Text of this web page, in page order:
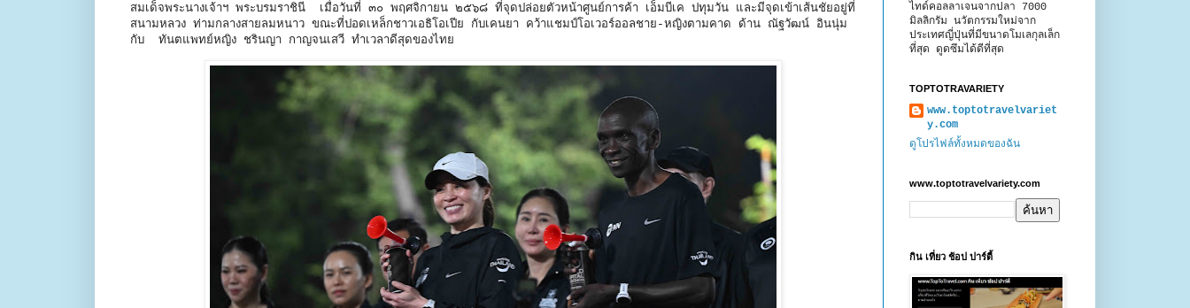
สมเด็จพระนางเจ้าฯ พระบรมราชินี เมื่อวันที่ ๓๐ พฤศจิกายน ๒๕๖๘ ที่จุดปล่อยตัวหน้าศูนย์การค้า เอ็มบีเค ปทุมวัน และมีจุดเข้าเส้นชัยอยู่ที่
สนามหลวง ท่ามกลางสายลมหนาว ขณะที่ปอดเหล็กชาวเอธิโอเปีย กับเคนยา คว้าแชมป์โอเวอร์ออลชาย-หญิงตามคาด ด้าน ณัฐวัฒน์ อินนุ่ม
กับ ทันตแพทย์หญิง ชรินญา กาญจนเสวี ทำเวลาดีสุดของไทย
ไทด์คอลลาเจนจากปลา 7000
มิลลิกรัม นวัตกรรมใหม่จาก
ประเทศญี่ปุ่นที่มีขนาดโมเลกุลเล็ก
ที่สุด ดูดซึมได้ดีที่สุด
TOPTOTRAVARIETY
www.toptotravelvariet
y.com
ดูโปรไฟล์ทั้งหมดของฉัน
www.toptotravelvariety.com
กิน เที่ยว ช้อป ปาร์ตี้